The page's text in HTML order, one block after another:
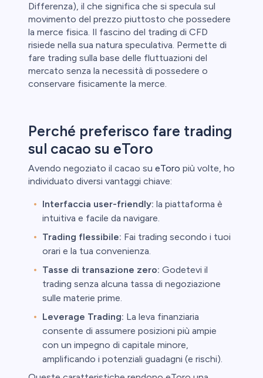
Differenza), il che significa che si specula sul
movimento del prezzo piuttosto che possedere
la merce fisica. Il fascino del trading di CFD
risiede nella sua natura speculativa. Permette di
fare trading sulla base delle fluttuazioni del
mercato senza la necessità di possedere o
conservare fisicamente la merce.
Perché preferisco fare trading
sul cacao su eToro
Avendo negoziato il cacao su eToro più volte, ho
individuato diversi vantaggi chiave:
Interfaccia user-friendly: la piattaforma è
intuitiva e facile da navigare.
Trading flessibile: Fai trading secondo i tuoi
orari e la tua convenienza.
Tasse di transazione zero: Godetevi il
trading senza alcuna tassa di negoziazione
sulle materie prime.
Leverage Trading: La leva finanziaria
consente di assumere posizioni più ampie
con un impegno di capitale minore,
amplificando i potenziali guadagni (e rischi).